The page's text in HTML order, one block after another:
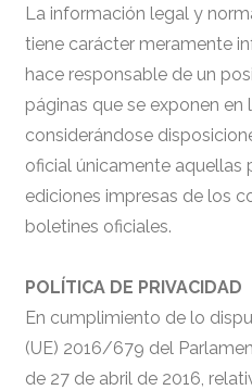
La información legal y
tiene carácter meramente
hace responsable de un
páginas que se exponen en
considerándose
oficial únicamente aquellas
ediciones impresas de los
boletines oficiales.
POLÍTICA DE PRIVACIDAD
En cumplimiento de lo
(UE) 2016/679 del
de 27 de abril de 2016,